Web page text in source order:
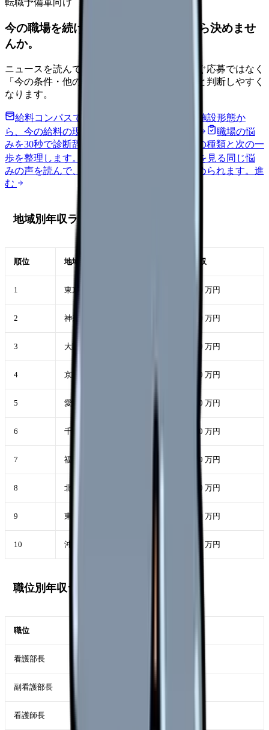
転職予備軍向け
今の職場を続けるか、条件を比べてから決めませ
んか。
ニュースを読んで不安が強くなった時は、すぐ応募ではなく
「今の条件・他の選択肢・相談先」を分けると判断しやすく
なります。
給料コンパスで比較する
地域・経験年数・施設形態か
ら、今の給料の現在地を確認できます。
職場の悩
みを30秒で診断辞めるべきか迷う前に、悩みの種類と次の一
歩を整理します。
匿名掲示板で本音を見る 同じ悩
みの声を読んで、今の職場だけの問題か確かめられます。 進
む
地域別年収ランキング
順位 地域 平均年収
1 東京都 520-620 万円
2 神奈川県 490-580 万円
3 大阪府 480-560 万円
4 京都府・兵庫県 470-550 万円
5 愛知県 450-530 万円
6 千葉県・埼玉県 460-540 万円
7 福岡県 430-510 万円
8 北海道 420-490 万円
9 東北・甲信越 410-480 万円
10 沖縄県 380-450 万円
職位別年収ランキング
職位
看護部長
副看護部長 680-850 万円
看護師長